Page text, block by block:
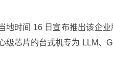
地时间 16 日宣布推出该企
级芯片的台式机专为 LLM、